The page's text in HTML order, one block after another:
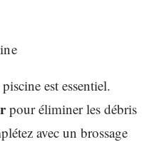
est essentiel.
pour éliminer les débris
avec un brossage